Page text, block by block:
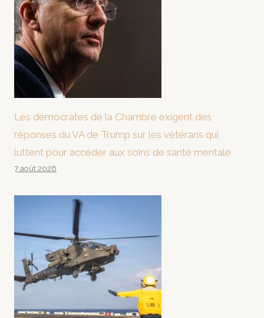
Les démocrates de la Chambre exigent des
réponses du VA de Trump sur les vétérans qui
luttent pour accéder aux soins de santé mentale
7 août 2026